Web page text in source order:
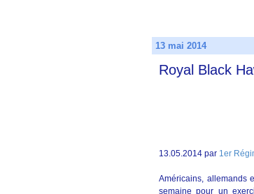
13 mai 2014
Royal Black
13.05.2014 par 1er
Américains, allemands
semaine pour un